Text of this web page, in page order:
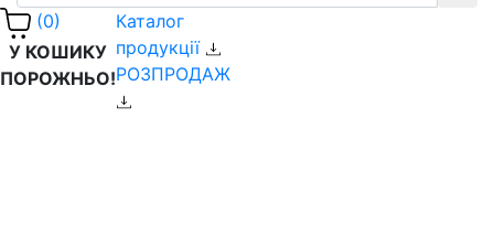
(0)
У КОШИКУ
ПОРОЖНЬО!
Каталог
продукції
РОЗПРОДАЖ